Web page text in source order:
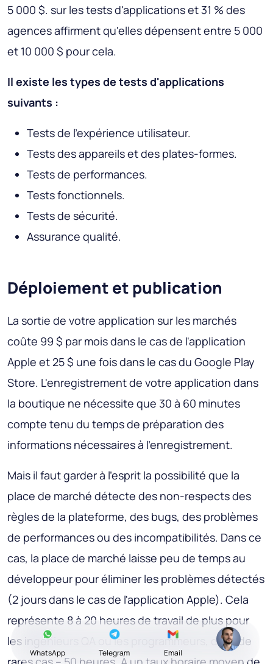
5 000 $. sur les tests d'applications et 31 % des
agences affirment qu'elles dépensent entre 5 000
et 10 000 $ pour cela.
Il existe les types de tests d'applications
suivants :
Tests de l'expérience utilisateur.
Tests des appareils et des plates-formes.
Tests de performances.
Tests fonctionnels.
Tests de sécurité.
Assurance qualité.
Déploiement et publication
La sortie de votre application sur les marchés
coûte 99 $ par mois dans le cas de l'application
Apple et 25 $ une fois dans le cas du Google Play
Store. L'enregistrement de votre application dans
la boutique ne nécessite que 30 à 60 minutes
compte tenu du temps de préparation des
informations nécessaires à l'enregistrement.
Mais il faut garder à l’esprit la possibilité que la
place de marché détecte des non-respects des
règles de la plateforme, des bugs, des problèmes
de performances ou des incompatibilités. Dans ce
cas, la place de marché laisse peu de temps au
développeur pour éliminer les problèmes détectés
(2 jours dans le cas de l'application Apple). Cela
représente 8 à 20 heures de travail de plus pour
les ingénieurs QA ou les programmeurs, dans de
WhatsApp Telegram Email